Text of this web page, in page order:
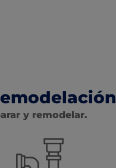
y remodelar.